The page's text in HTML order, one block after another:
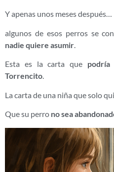
Y apenas unos meses después…
algunos de esos perros se
nadie quiere asumir
Esta es la carta que
Torrencito.
La carta de una niña que solo
Que su perro no sea